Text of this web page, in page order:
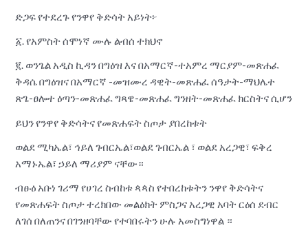
ድጋፍ የተደረጉ የንዋየ ቅድሳት አይነት፦
፩. የአምስት ሰሞነኛ ሙሉ ልብሰ ተክህኖ
፪. ወንጌል አዲስ ኪዳን በግዕዝ እና በአማርኛ-ተአምረ ማርያም-መጽሐፈ
ቅዳሴ በግዕዝና በአማርኛ -መዝሙረ ዳዊት-መጽሐፈ ሰዓታት-ማህሌተ
ጽጌ-ፀሎተ ዕጣን-መጽሐፈ ግጻዌ-መጽሐፈ ግንዘት-መጽሐፈ ክርስትና ሲሆን
ይህን የንዋየ ቅድሳትና የመጽሐፍት ስጦታ ያበረከቱት
ወልደ ሚካኤል፣ ኅይለ ገብርኤል፣ወልደ ገብርኤል ፣ ወልደ አረጋዊ፣ ፍቅረ
አማኑኤል፣ ኃይለ ማሪያም ናቸው።
ብፁዕ አቡነ ገሪማ የሀገረ ስብከቱ ጳጳስ የተበረከቱትን ንዋየ ቅድሳትና
የመጽሐፍት ስጦታ ተረክበው መልዕክት ምስጋና አረጋዊ አባት ርዕሰ ደብር
ለገሰ በለጠንና በገንዘባቸው የተባበሩትን ሁሉ አመስግነዋል ።